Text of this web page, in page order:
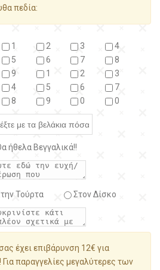
πεδία:
1 2 3
4
5
6 7
8
9
1 2
3
4
5 6
7
8
9 0 0
ήθελα Βεγγαλικά!!
Τούρτα Στον Δίσκο
έχει επιβάρυνση 12€ για
παραγγελίες μεγαλύτερες των